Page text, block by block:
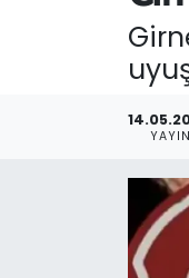
Foto Galeri
Haber Arşivi